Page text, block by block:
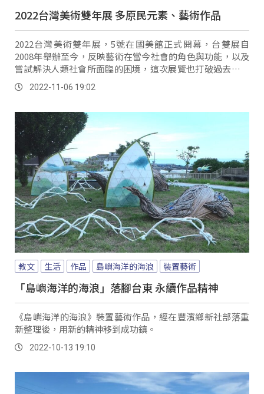
2022台灣美術雙年展 多原民元素、藝術作品
2022台灣美術雙年展，5號在國美館正式開幕，台雙展自
2008年舉辦至今，反映藝術在當今社會的角色與功能，以及
嘗試解決人類社會所面臨的困境，這次展覽也打破過去視覺
藝術與表演藝術的分類與界限，表現形式與藝術類型更豐
富，拓展藝術現有的領域，而今年更是原民藝術作品和元素
的緊密關係。
2022-11-06 19:02
教文 生活 作品 島嶼海洋的海浪 裝置藝術
「島嶼海洋的海浪」落腳台東 永續作品精神
《島嶼海洋的海浪》裝置藝術作品，經在豐濱鄉新社部落重
新整理後，用新的精神移到成功鎮。
2022-10-13 19:10